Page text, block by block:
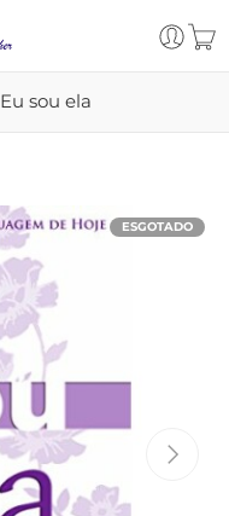
Eu sou ela
ESGOTADO